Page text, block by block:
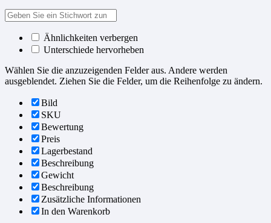
Ähnlichkeiten verbergen
Unterschiede hervorheben
Wählen Sie die anzuzeigenden Felder aus. Andere werden
ausgeblendet. Ziehen Sie die Felder, um die Reihenfolge zu ändern.
Bild
SKU
Bewertung
Preis
Lagerbestand
Beschreibung
Gewicht
Beschreibung
Zusätzliche Informationen
In den Warenkorb